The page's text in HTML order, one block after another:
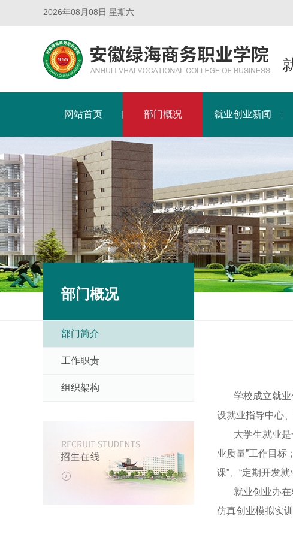
2026年08月08日 星期六
网站首页 部门概况 就业创业新闻
部门概况
部门简介
工作职责
组织架构
学校成立就业
设就业指导中心
大学生就业是一
业质量”工作目标
课”、“定期开发
就业创业办在
仿真创业模拟实训